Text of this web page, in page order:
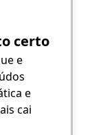
certo
e
e
cai